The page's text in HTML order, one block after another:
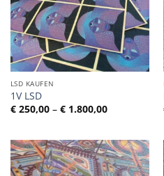
LSD KAUFEN
1V LSD
€250,00 – €1.800,00
€ 250,00